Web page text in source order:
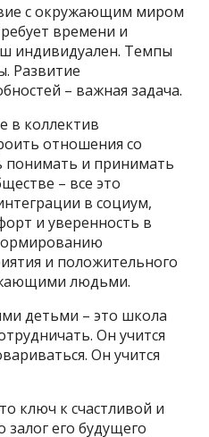
с окружающим миром
времени и
индивидуален. Темпы
Развитие
– важная задача.
в коллектив
отношения со
понимать и принимать
– все это
в социум,
и уверенность в
и положительного
людьми.
детьми – это школа
Он учится
Он учится
ключ к счастливой и
его будущего